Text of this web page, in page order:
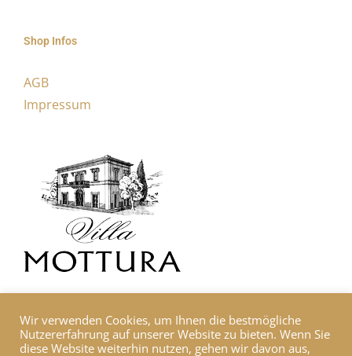
Shop Infos
AGB
Impressum
Wir verwenden Cookies, um Ihnen die bestmögliche
Nutzererfahrung auf unserer Website zu bieten. Wenn Sie
diese Website weiterhin nutzen, gehen wir davon aus,